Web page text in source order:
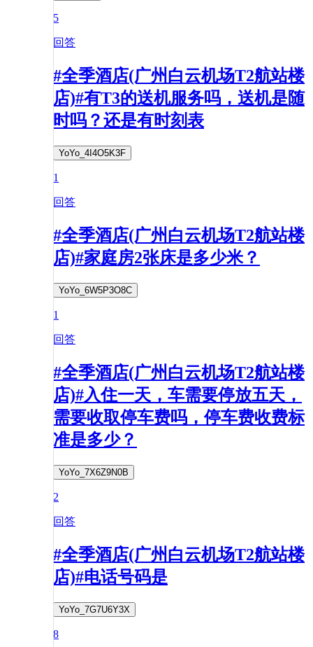
5
回答
#全季酒店(广州白云机场T2航站楼
店)#有T3的送机服务吗，送机是随
时吗？还是有时刻表
YoYo_4I4O5K3F
1
回答
#全季酒店(广州白云机场T2航站楼
店)#家庭房2张床是多少米？
YoYo_6W5P3O8C
1
回答
#全季酒店(广州白云机场T2航站楼
店)#入住一天，车需要停放五天，
需要收取停车费吗，停车费收费标
准是多少？
YoYo_7X6Z9N0B
2
回答
#全季酒店(广州白云机场T2航站楼
店)#电话号码是
YoYo_7G7U6Y3X
8